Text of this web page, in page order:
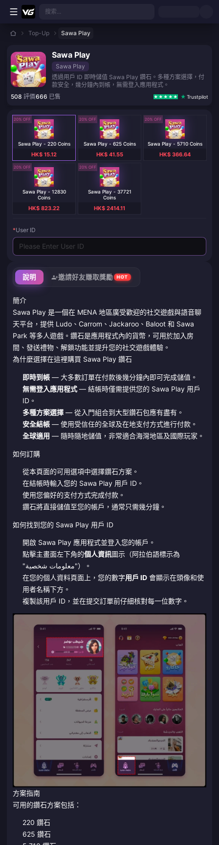
跳至主要內容
搜索...
Top-Up Sawa Play
Sawa Play
Sawa Play
透過用戶 ID 即時儲值 Sawa Play 鑽石。多種方案選擇，付
款安全，幾分鐘內到帳，無需登入應用程式。
508 評價666 已售 Trustpilot
說明 邀請好友賺取獎勵 HOT
簡介
Sawa Play 是一個在 MENA 地區廣受歡迎的社交遊戲與語音聊
天平台，提供 Ludo、Carrom、Jackaroo、Baloot 和 Sawa
Park 等多人遊戲。鑽石是應用程式內的貨幣，可用於加入房
間、發送禮物、解鎖功能並提升您的社交遊戲體驗。
為什麼選擇在這裡購買 Sawa Play 鑽石
即時到帳— 大多數訂單在付款後幾分鐘內即可完成儲值。
無需登入應用程式— 結帳時僅需提供您的 Sawa Play 用戶
ID。
多種方案選擇— 從入門組合到大型鑽石包應有盡有。
安全結帳— 使用受信任的全球及在地支付方式進行付款。
全球適用 — 隨時隨地儲值，非常適合海灣地區及國際玩家。
如何訂購
從本頁面的可用選項中選擇鑽石方案。
在結帳時輸入您的 Sawa Play 用戶 ID。
使用您偏好的支付方式完成付款。
鑽石將直接儲值至您的帳戶，通常只需幾分鐘。
如何找到您的 Sawa Play 用戶 ID
開啟 Sawa Play 應用程式並登入您的帳戶。
點擊主畫面左下角的個人資訊圖示（阿拉伯語標示為
"معلومات شخصية"）。
在您的個人資料頁面上，您的數字用戶 ID會顯示在頭像和使
用者名稱下方。
複製該用戶 ID，並在提交訂單前仔細核對每一位數字。
方案指南
可用的鑽石方案包括：
220 鑽石
625 鑽石
20% OFF
Sawa Play - 220 Coins
HK$ 15.12
20% OFF
Sawa Play - 625 Coins
HK$ 41.55
20% OFF
Sawa Play - 5710 Coins
HK$ 366.64
20% OFF
Sawa Play - 12830
Coins
HK$ 823.22
20% OFF
Sawa Play - 37721
Coins
HK$ 2414.11
*User ID